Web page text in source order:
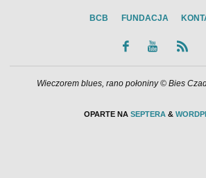
BCB FUNDACJA
Wieczorem blues, rano połoniny © Bies
OPARTE NA SEPTERA &